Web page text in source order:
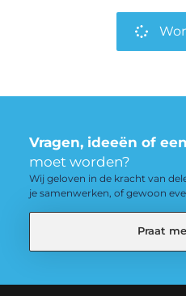
Vragen, ideeën of
moet worden?
Wij geloven in de kracht van
je samenwerken, of gewoon
Praat